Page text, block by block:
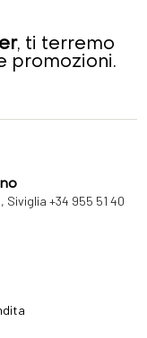
, ti terremo
promozioni.
Siviglia +34 955 51 40